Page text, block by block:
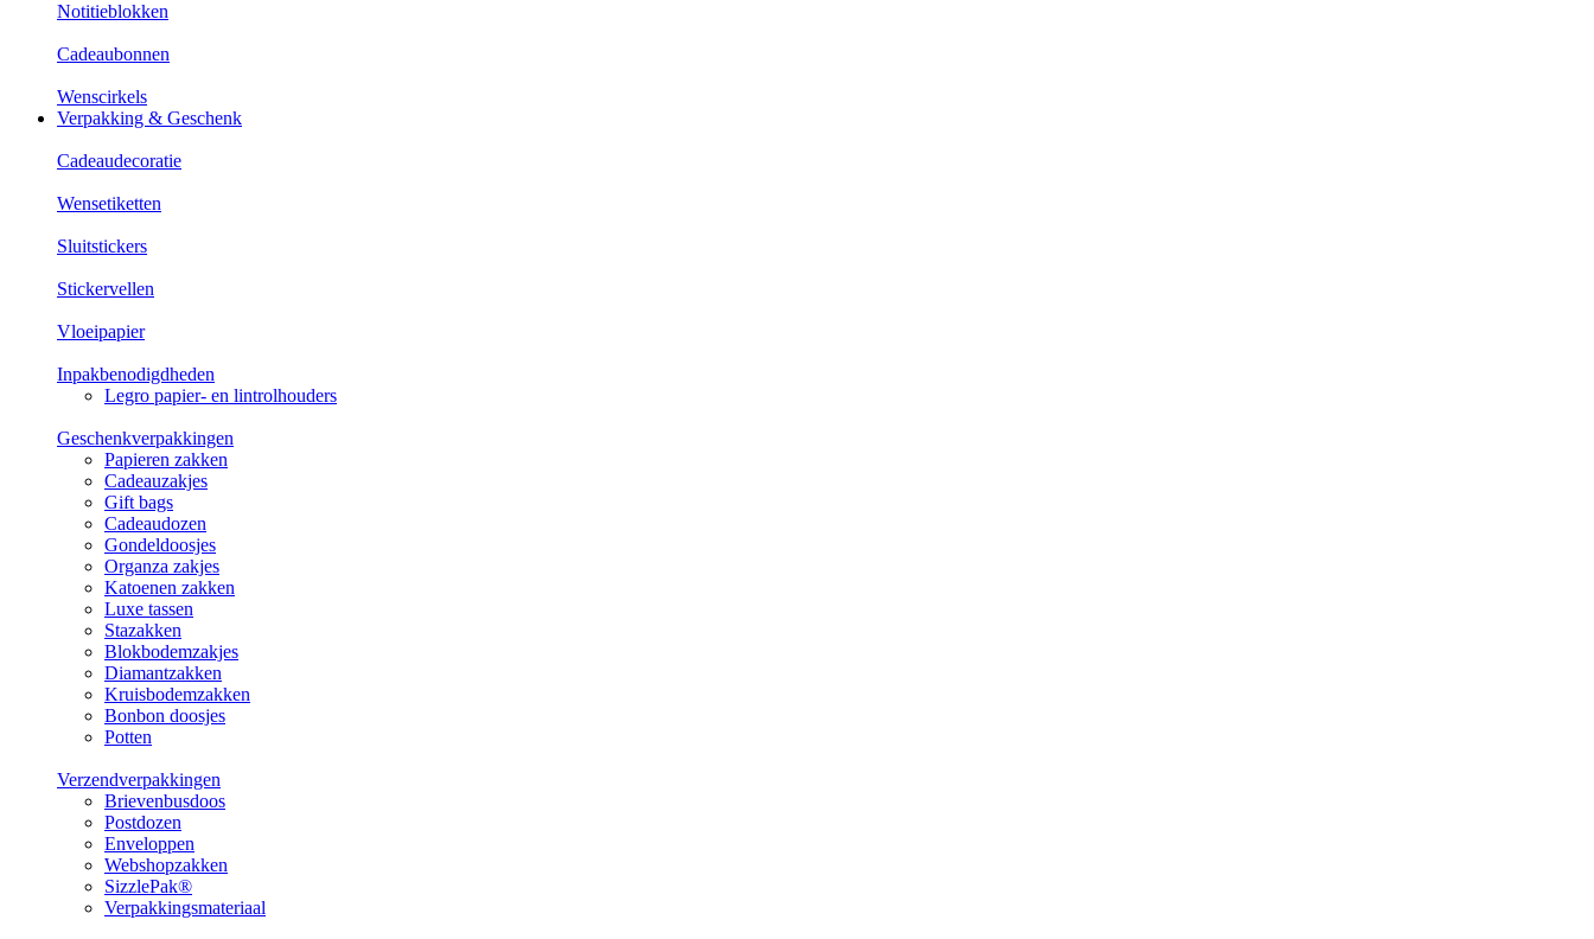
Notitieblokken
Cadeaubonnen
Wenscirkels
Verpakking & Geschenk
Cadeaudecoratie
Wensetiketten
Sluitstickers
Stickervellen
Vloeipapier
Inpakbenodigdheden
Legro papier- en lintrolhouders
Geschenkverpakkingen
Papieren zakken
Cadeauzakjes
Gift bags
Cadeaudozen
Gondeldoosjes
Organza zakjes
Katoenen zakken
Luxe tassen
Stazakken
Blokbodemzakjes
Diamantzakken
Kruisbodemzakken
Bonbon doosjes
Potten
Verzendverpakkingen
Brievenbusdoos
Postdozen
Enveloppen
Webshopzakken
SizzlePak®
Verpakkingsmateriaal